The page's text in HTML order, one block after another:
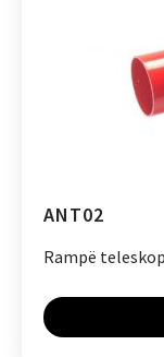
ANT02
Rampë